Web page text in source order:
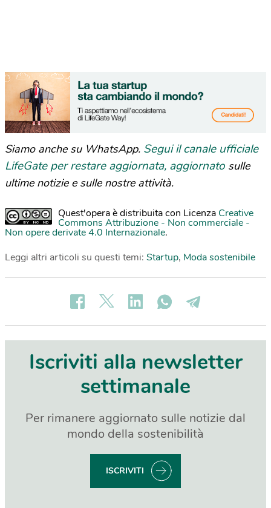
Siamo anche su WhatsApp. Segui il canale ufficiale
LifeGate per restare aggiornata, aggiornato sulle
ultime notizie e sulle nostre attività.
Quest'opera è distribuita con Licenza Creative
Commons Attribuzione - Non commerciale -
Non opere derivate 4.0 Internazionale.
Leggi altri articoli su questi temi: Startup, Moda sostenibile
Iscriviti alla newsletter
settimanale
Per rimanere aggiornato sulle notizie dal
mondo della sostenibilità
ISCRIVITI